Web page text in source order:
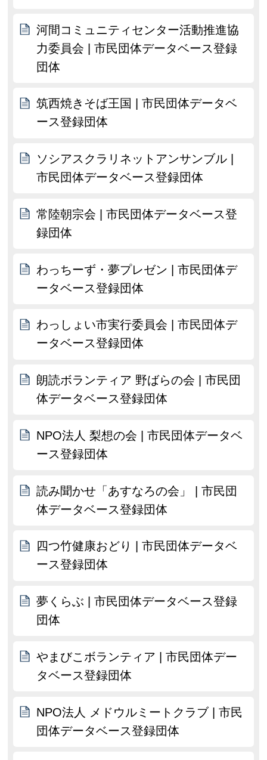
河間コミュニティセンター活動推進協
力委員会 | 市民団体データベース登録
団体
筑西焼きそば王国 | 市民団体データベ
ース登録団体
ソシアスクラリネットアンサンブル |
市民団体データベース登録団体
常陸朝宗会 | 市民団体データベース登
録団体
わっちーず・夢プレゼン | 市民団体デ
ータベース登録団体
わっしょい市実行委員会 | 市民団体デ
ータベース登録団体
朗読ボランティア 野ばらの会 | 市民団
体データベース登録団体
NPO法人 梨想の会 | 市民団体データベ
ース登録団体
読み聞かせ「あすなろの会」 | 市民団
体データベース登録団体
四つ竹健康おどり | 市民団体データベ
ース登録団体
夢くらぶ | 市民団体データベース登録
団体
やまびこボランティア | 市民団体デー
タベース登録団体
NPO法人 メドウルミートクラブ | 市民
団体データベース登録団体